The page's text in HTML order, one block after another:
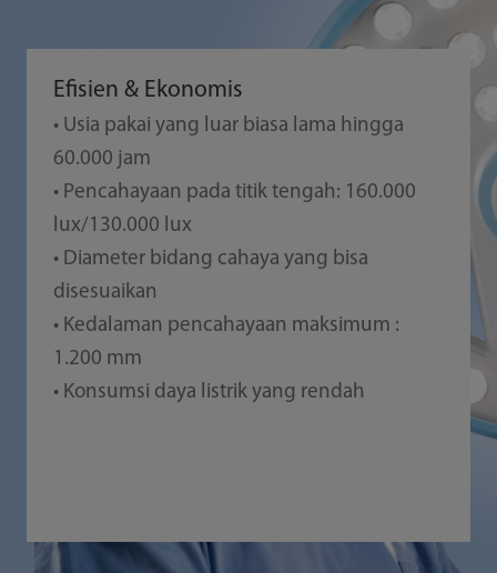
Efisien & Ekonomis
• Usia pakai yang luar biasa lama hingga
60.000 jam
• Pencahayaan pada titik tengah: 160.000
lux/130.000 lux
• Diameter bidang cahaya yang bisa
disesuaikan
• Kedalaman pencahayaan maksimum :
1.200 mm
• Konsumsi daya listrik yang rendah